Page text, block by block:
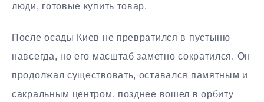
люди, готовые купить товар.
После осады Киев не превратился в пустыню
навсегда, но его масштаб заметно сократился. Он
продолжал существовать, оставался памятным и
сакральным центром, позднее вошел в орбиту